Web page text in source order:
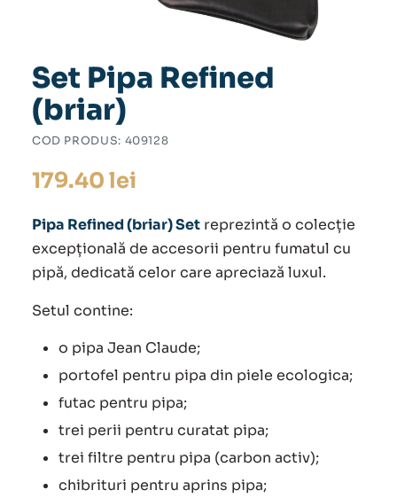
Set Pipa Refined
(briar)
COD PRODUS: 409128
179.40 lei
Pipa Refined (briar) Set reprezintă o colecție
excepțională de accesorii pentru fumatul cu
pipă, dedicată celor care apreciază luxul.
Setul contine:
o pipa Jean Claude;
portofel pentru pipa din piele ecologica;
futac pentru pipa;
trei perii pentru curatat pipa;
trei filtre pentru pipa (carbon activ);
chibrituri pentru aprins pipa;